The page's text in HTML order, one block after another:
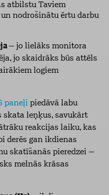
atbilstu Taviem
nodrošinātu ērtu darbu
– jo lielāks monitora
jo skaidrāks būs attēls
logiem
paneļi piedāvā labu
skata leņķus, savukārt
reakcijas laiku, kas
derēs gan ikdienas
skatīšanās pieredzei –
melnās krāsas